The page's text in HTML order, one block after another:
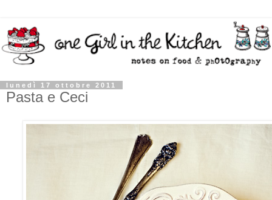
lunedì 17 ottobre 2011
Pasta e Ceci